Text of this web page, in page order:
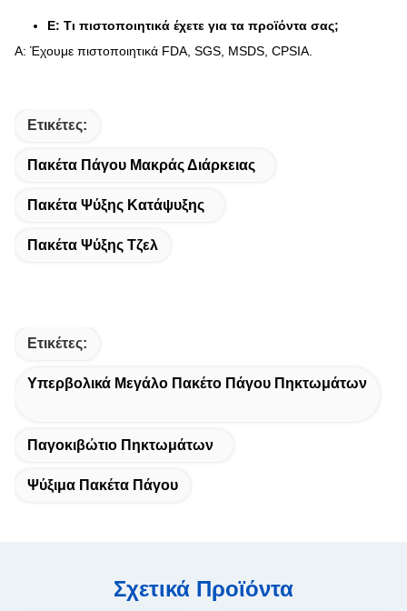
Ε: Τι πιστοποιητικά έχετε για τα προϊόντα σας;
Α: Έχουμε πιστοποιητικά FDA, SGS, MSDS, CPSIA.
Ετικέτες:
Πακέτα Πάγου Μακράς Διάρκειας
Πακέτα Ψύξης Κατάψυξης
Πακέτα Ψύξης Τζελ
Ετικέτες:
Υπερβολικά Μεγάλο Πακέτο Πάγου Πηκτωμάτων
Παγοκιβώτιο Πηκτωμάτων
Ψύξιμα Πακέτα Πάγου
Σχετικά Προϊόντα